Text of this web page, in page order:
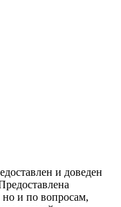
и доведен
но и по вопросам,